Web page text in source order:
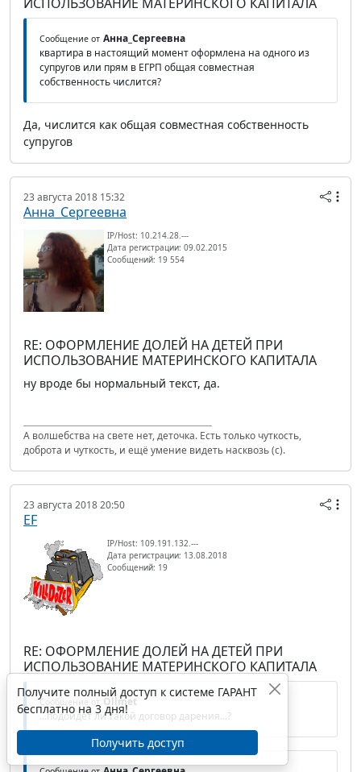
Сообщение от Анна_Сергеевна
квартира в настоящий момент оформлена на одного из
супругов или прям в ЕГРП общая совместная
собственность числится?
Да, числится как общая совместная собственность
супругов
23 августа 2018 15:32
Анна_Сергеевна
IP/Host: 10.214.28.---
Дата регистрации: 09.02.2015
Сообщений: 19 554
RE: ОФОРМЛЕНИЕ ДОЛЕЙ НА ДЕТЕЙ ПРИ
ИСПОЛЬЗОВАНИЕ МАТЕРИНСКОГО КАПИТАЛА
ну вроде бы нормальный текст, да.
А волшебства на свете нет, деточка. Есть только чуткость,
доброта и чуткость, и ещё умение видеть насквозь (с).
23 августа 2018 20:50
EF
IP/Host: 109.191.132.---
Дата регистрации: 13.08.2018
Сообщений: 19
RE: ОФОРМЛЕНИЕ ДОЛЕЙ НА ДЕТЕЙ ПРИ
ИСПОЛЬЗОВАНИЕ МАТЕРИНСКОГО КАПИТАЛА
Сообщение от Ollmet
...подойдет ли такой договор дарения...?
Получите полный доступ к системе ГАРАНТ
бесплатно на 3 дня!
Получить доступ